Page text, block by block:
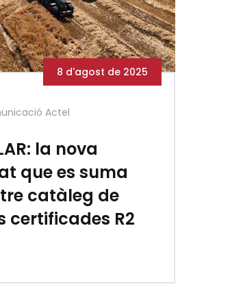
8 d'agost de 2025
Actel
la nova
que es suma
catàleg de
certificades R2